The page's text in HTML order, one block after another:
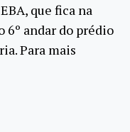
que fica na
6º andar do prédio
Para mais